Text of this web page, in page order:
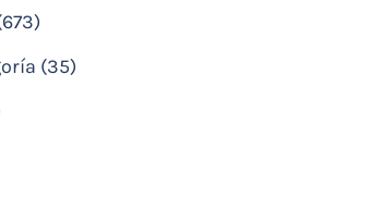
(35)